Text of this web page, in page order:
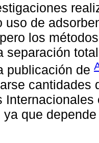
uso de
los
separación
publicación de
cantidades
que